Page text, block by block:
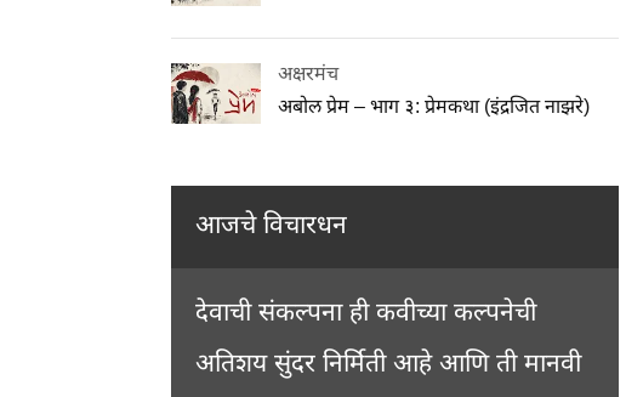
अक्षरमंच
अबोल प्रेम – भाग ३: प्रेमकथा (इंद्रजित नाझरे)
आजचे विचारधन
देवाची संकल्पना ही कवीच्या कल्पनेची
अतिशय सुंदर निर्मिती आहे आणि ती मानवी